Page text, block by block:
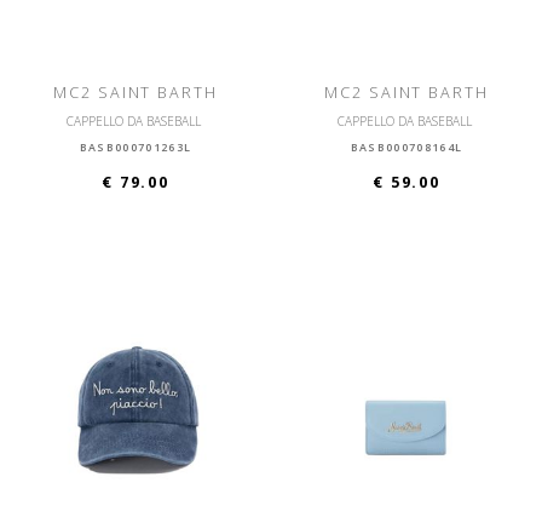
MC2 SAINT BARTH
CAPPELLO DA BASEBALL
BASB000701263L
€ 79.00
MC2 SAINT BARTH
CAPPELLO DA BASEBALL
BASB000708164L
€ 59.00